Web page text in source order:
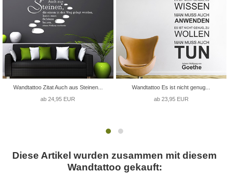
Wandtattoo Zitat Auch aus Steinen...
ab 24,95 EUR
Wandtattoo Es ist nicht genug...
ab 23,95 EUR
Diese Artikel wurden zusammen mit diesem
Wandtattoo gekauft: